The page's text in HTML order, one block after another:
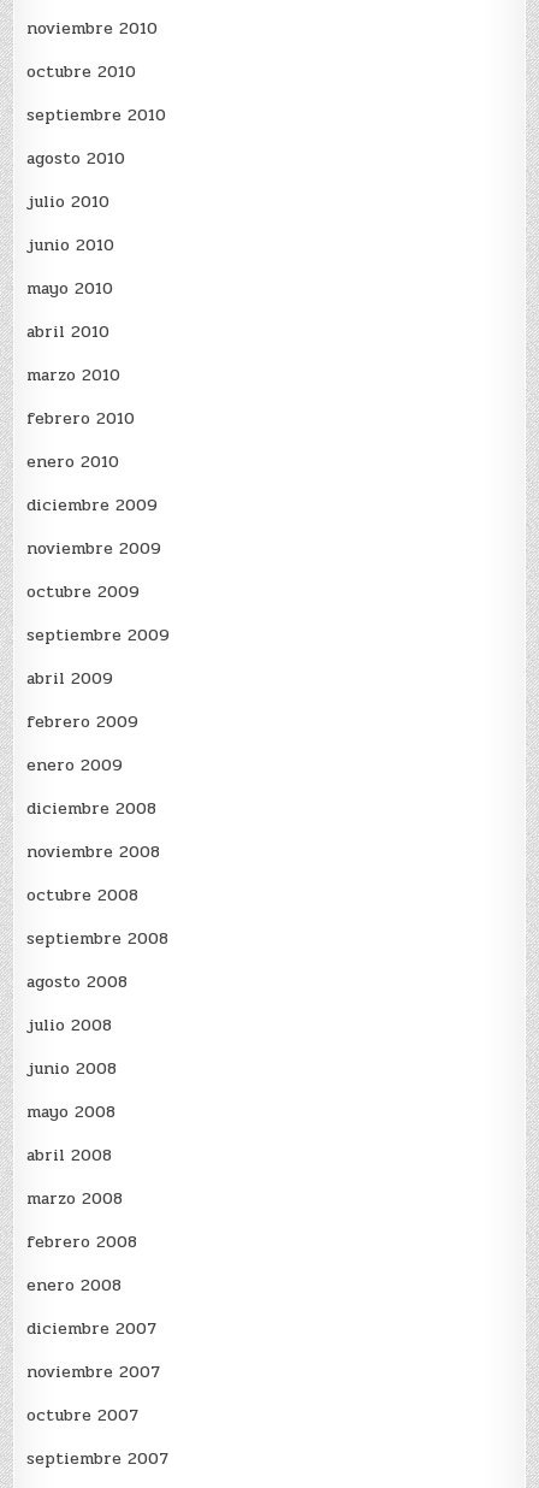
noviembre 2010
octubre 2010
septiembre 2010
agosto 2010
julio 2010
junio 2010
mayo 2010
abril 2010
marzo 2010
febrero 2010
enero 2010
diciembre 2009
noviembre 2009
octubre 2009
septiembre 2009
abril 2009
febrero 2009
enero 2009
diciembre 2008
noviembre 2008
octubre 2008
septiembre 2008
agosto 2008
julio 2008
junio 2008
mayo 2008
abril 2008
marzo 2008
febrero 2008
enero 2008
diciembre 2007
noviembre 2007
octubre 2007
septiembre 2007